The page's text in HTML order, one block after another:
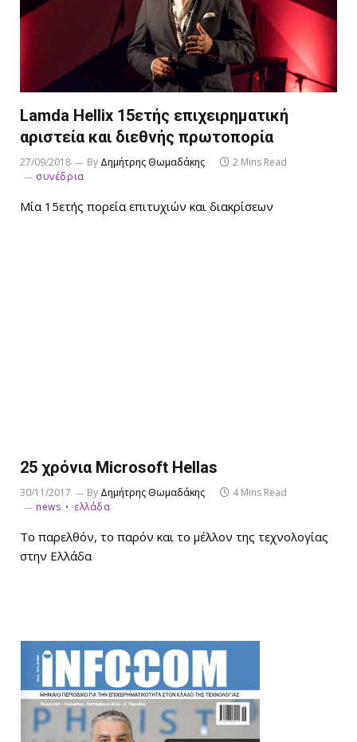
Lamda Hellix 15ετής επιχειρηματική
αριστεία και διεθνής πρωτοπορία
27/09/2018 By Δημήτρης Θωμαδάκης
2 Mins Read
συνέδρια
Μία 15ετής πορεία επιτυχιών και διακρίσεων
25 χρόνια Microsoft Hellas
30/11/2017 By Δημήτρης Θωμαδάκης
4 Mins Read
news
ελλάδα
Το παρελθόν, το παρόν και το μέλλον της τεχνολογίας
στην Ελλάδα